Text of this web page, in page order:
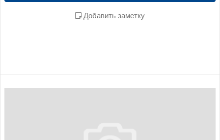
Добавить заметку